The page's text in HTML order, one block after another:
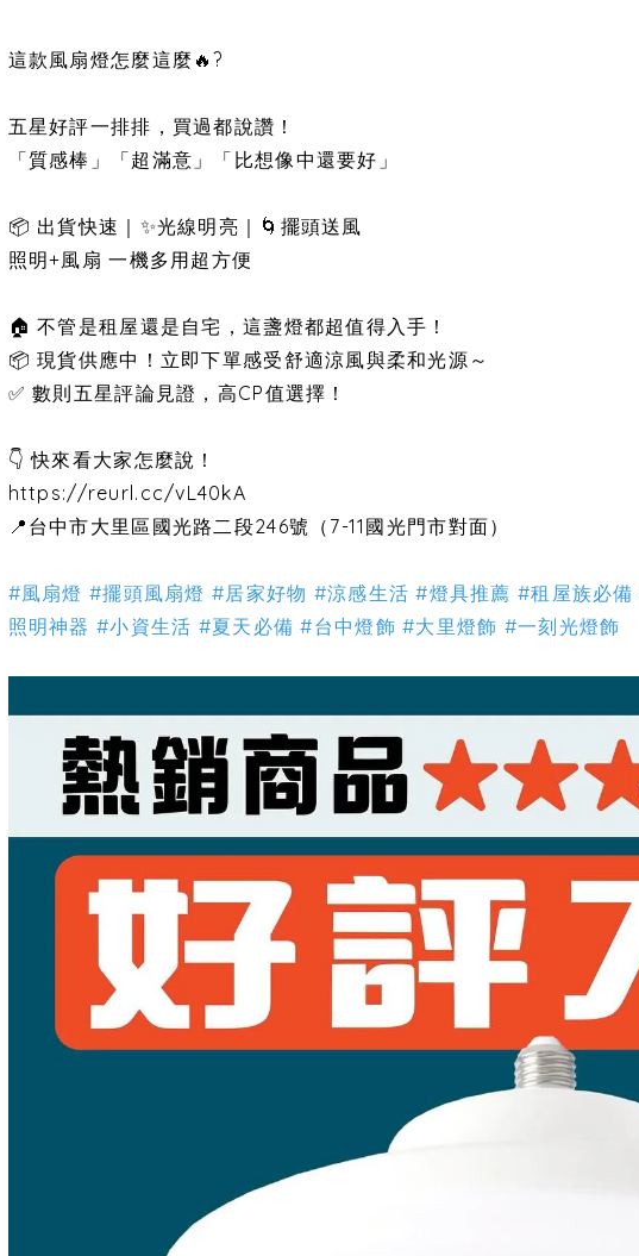
這款風扇燈怎麼這麼🔥?
五星好評一排排，買過都說讚！
「質感棒」「超滿意」「比想像中還要好」
📦 出貨快速｜✨光線明亮｜🌀擺頭送風
照明+風扇 一機多用超方便
🏠 不管是租屋還是自宅，這盞燈都超值得入手！
📦 現貨供應中！立即下單感受舒適涼風與柔和光源～
✅ 數則五星評論見證，高CP值選擇！
👇 快來看大家怎麼說！
https://reurl.cc/vL40kA
📍台中市大里區國光路二段246號（7-11國光門市對面）
#風扇燈 #擺頭風扇燈 #居家好物 #涼感生活 #燈具推薦 #租屋族必備
照明神器 #小資生活 #夏天必備 #台中燈飾 #大里燈飾 #一刻光燈飾